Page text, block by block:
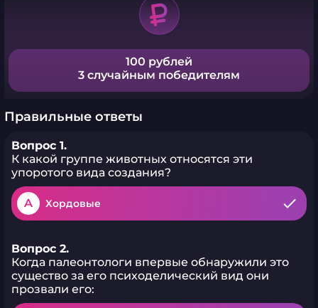
100 рублей
3 случайным победителям
Правильные ответы
Вопрос 1.
К какой группе животных относятся эти
упоротого вида создания?
A Хордовые
Вопрос 2.
Когда палеонтологи впервые обнаружили это
существо за его психоделический вид они
прозвали его: